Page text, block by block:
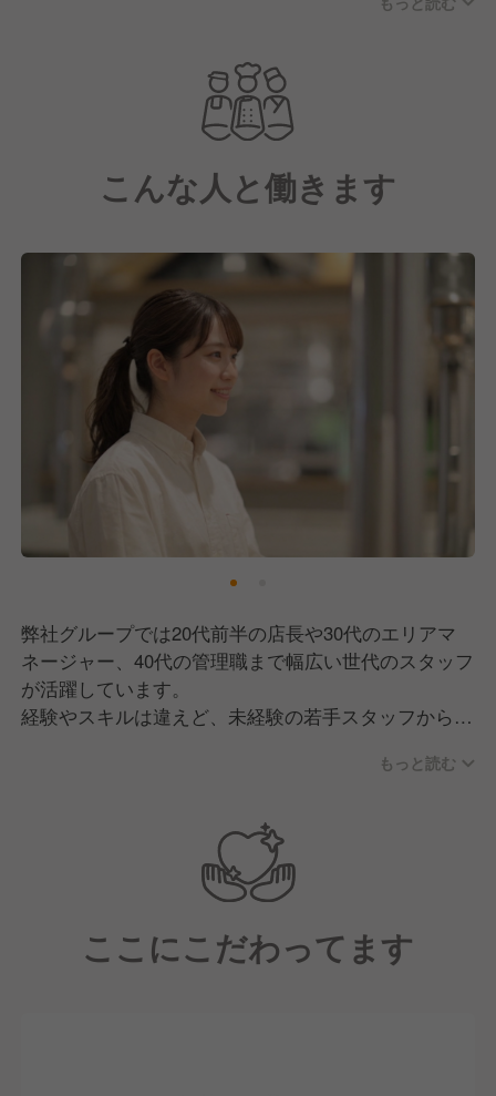
こだわりの料理とアットホームな雰囲気の良い店内で
リピーター様も多く、SNSなど様々なメディアでも取
り上げられている話題店です！
こんな人と働きます
弊社グループでは20代前半の店長や30代のエリアマ
ネージャー、40代の管理職まで幅広い世代のスタッフ
が活躍しています。
経験やスキルは違えど、未経験の若手スタッフから責
未経験やアルバイトスタッフから責任者になったスタ
ッフも多数在籍しています。
営業部での社内昇格から専門職、本部職まで幅広いキ
ャリアアップが可能な環境です！
もっと読む
ここにこだわってます